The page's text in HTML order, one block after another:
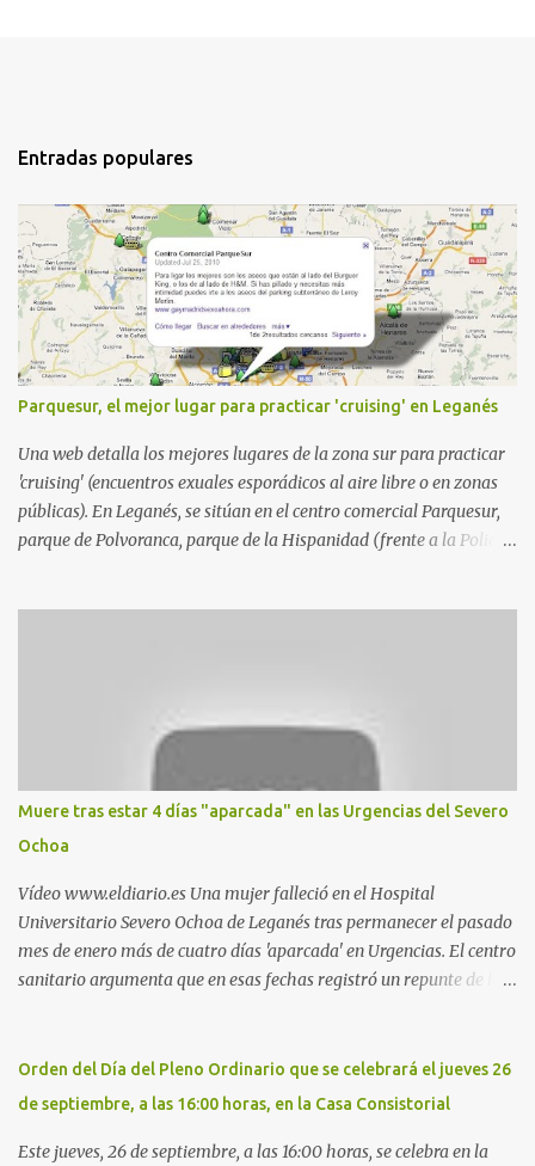
Entradas populares
Parquesur, el mejor lugar para practicar 'cruising' en Leganés
Una web detalla los mejores lugares de la zona sur para practicar
'cruising' (encuentros exuales esporádicos al aire libre o en zonas
públicas). En Leganés, se sitúan en el centro comercial Parquesur,
parque de Polvoranca, parque de la Hispanidad (frente a la Policía
estadio municipal de Butarque) y caminos entre el estadio y Plaza
Nueva. Otro lugar: Escombrera de Polvoranca, entre Leganés y
Móstoles También en el parque de la Hispanidad, situado frente a
la Policía Local de Leganés de la calle Chile, 1, y junto al
cementerio de Butarque". Más información
Muere tras estar 4 días "aparcada" en las Urgencias del Severo
Ochoa
Vídeo www.eldiario.es Una mujer falleció en el Hospital
Universitario Severo Ochoa de Leganés tras permanecer el pasado
mes de enero más de cuatro días 'aparcada' en Urgencias. El centro
sanitario argumenta que en esas fechas registró un repunte de las
arritmia y agravamiento de su dolencia por culpa de un resfriado.
Por ello, la ingresaron a finales del año pasado en el Hospital
cama, en el pasillo, sin mantas y sin poder descansar. Su hija, que
Orden del Día del Pleno Ordinario que se celebrará el jueves 26
de septiembre, a las 16:00 horas, en la Casa Consistorial
Este jueves, 26 de septiembre, a las 16:00 horas, se celebra en la